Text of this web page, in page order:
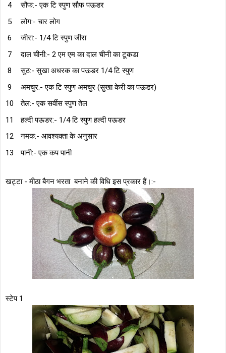
सौफ:- एक टि स्पुण सौफ पऊडर
लोग:- चार लोग
जीरा:- 1/4 टि स्पुण जीरा
दाल चीनी:- 2 एम एम का दाल चीनी का टूकडा
सुठ:- सुखा अधरक का पऊडर 1/4 टि स्पुण
अमचुर:- एक टि स्पुण अमचुर (सुखा केरी का पऊडर)
तेल:- एक सर्वीस स्पुण तेल
हल्दी पऊडर:- 1/4 टि स्पुण हल्दी पऊडर
नमक:- आवश्यक्ता के अनुसार
पानी:- एक कप पानी
खट्टा - मीठा बैगन भरता बनाने की विधि इस प्रकार हैं।:-
स्टेप 1